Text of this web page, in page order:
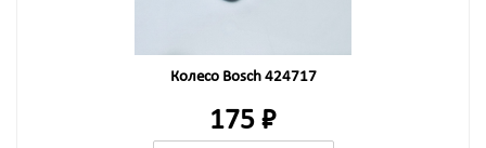
Колесо Bosch 424717
175 ₽